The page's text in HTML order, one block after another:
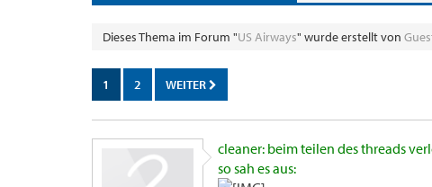
Dieses Thema im Forum "US Airways" wurde erstellt von
1 2 WEITER
cleaner: beim teilen des threads
so sah es aus: